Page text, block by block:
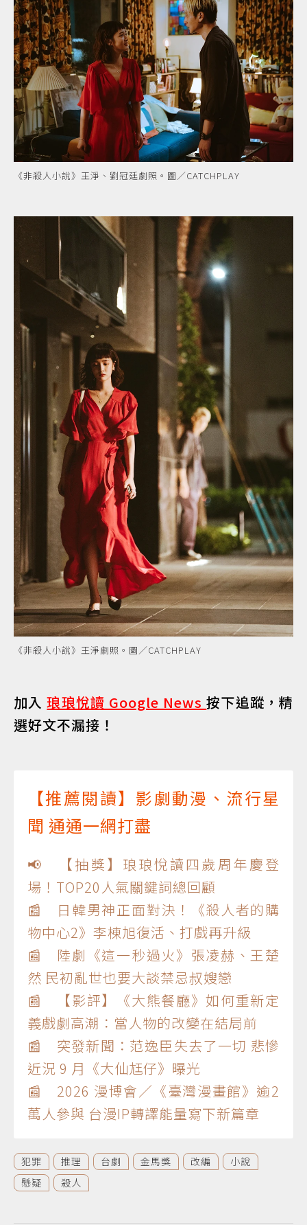
《非殺人小說》王淨、劉冠廷劇照。圖／CATCHPLAY
《非殺人小說》王淨劇照。圖／CATCHPLAY
加入琅琅悅讀 Google News按下追蹤，精
選好文不漏接！
【推薦閱讀】影劇動漫、流行星
聞 通通一網打盡
📢 【抽獎】琅琅悅讀四歲周年慶登
場！TOP20人氣關鍵詞總回顧
📰 日韓男神正面對決！《殺人者的購
物中心2》李棟旭復活、打戲再升級
📰 陸劇《這一秒過火》張凌赫、王楚
然 民初亂世也要大談禁忌叔嫂戀
📰 【影評】《大熊餐廳》如何重新定
義戲劇高潮：當人物的改變在結局前
📰 突發新聞：范逸臣失去了一切 悲慘
近況 9 月《大仙尪仔》曝光
📰 2026 漫博會／《臺灣漫畫館》逾2
萬人參與 台漫IP轉譯能量寫下新篇章
犯罪 推理 台劇 金馬獎 改編
小說
懸疑
殺人